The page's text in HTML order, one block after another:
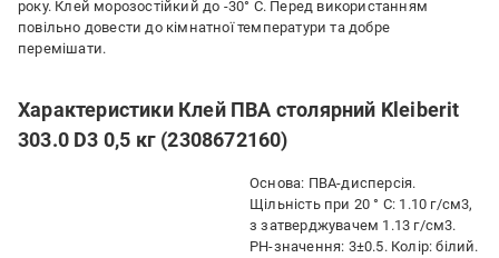
року. Клей морозостійкий до -30° C. Перед використанням
повільно довести до кімнатної температури та добре
перемішати.
Характеристики Клей ПВА столярний Kleiberit
303.0 D3 0,5 кг (2308672160)
Основа: ПВА-дисперсія.
Щільність при 20 ° C: 1.10 г/см3,
з затверджувачем 1.13 г/см3.
PH-значення: 3±0.5. Колір: білий.